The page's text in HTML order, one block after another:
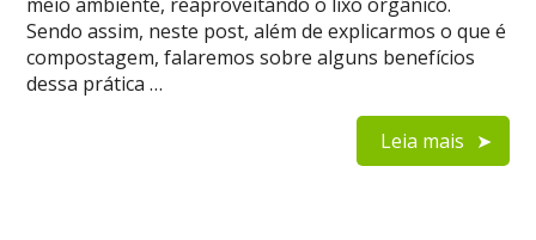
Sendo assim, neste post, além de explicarmos o que é
compostagem, falaremos sobre alguns benefícios
dessa prática …
Leia mais